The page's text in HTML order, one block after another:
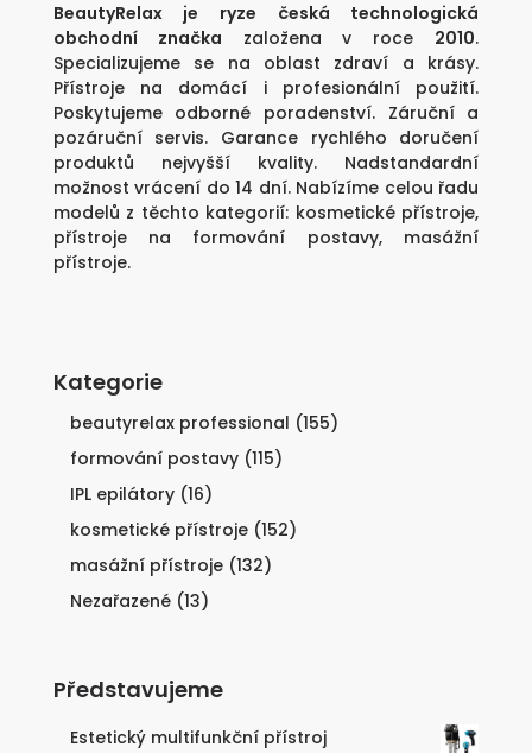
BeautyRelax je ryze česká technologická
obchodní značka založena v roce 2010.
Specializujeme se na oblast zdraví a krásy.
Přístroje na domácí i profesionální použití.
Poskytujeme odborné poradenství. Záruční a
pozáruční servis. Garance rychlého doručení
produktů nejvyšší kvality. Nadstandardní
možnost vrácení do 14 dní. Nabízíme celou řadu
modelů z těchto kategorií: kosmetické přístroje,
přístroje na formování postavy, masážní
přístroje.
Kategorie
beautyrelax professional (155)
formování postavy (115)
IPL epilátory (16)
kosmetické přístroje (152)
masážní přístroje (132)
Nezařazené (13)
Představujeme
Estetický multifunkční přístroj